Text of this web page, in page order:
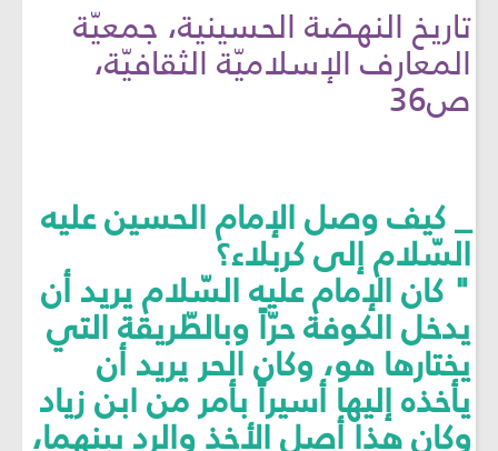
تاريخ النهضة الحسينية، جمعيّة
المعارف الإسلاميّة الثقافيّة،
ص36
_ كيف وصل الإمام الحسين عليه
السّلام إلى كربلاء؟
" كان الإمام عليه السّلام يريد أن
يدخل الكوفة حرّاً وبالطّريقة التي
يختارها هو، وكان الحر يريد أن
يأخذه إليها أسيراً بأمر من ابن زياد
وكان هذا أصل الأخذ والرد بينهما،